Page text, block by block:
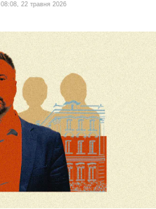
Дата:
08:08, 22 травня 2026